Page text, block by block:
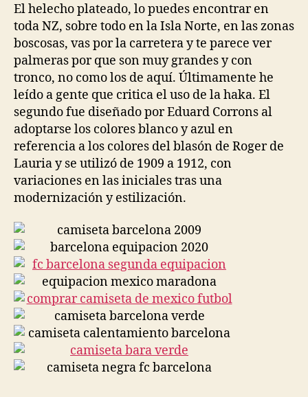
El helecho plateado, lo puedes encontrar en
toda NZ, sobre todo en la Isla Norte, en las zonas
boscosas, vas por la carretera y te parece ver
palmeras por que son muy grandes y con
tronco, no como los de aquí. Últimamente he
leído a gente que critica el uso de la haka. El
segundo fue diseñado por Eduard Corrons al
adoptarse los colores blanco y azul en
referencia a los colores del blasón de Roger de
Lauria y se utilizó de 1909 a 1912, con
variaciones en las iniciales tras una
modernización y estilización.